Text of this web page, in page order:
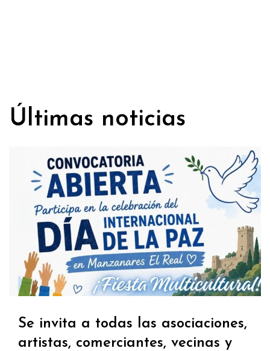
Últimas noticias
Se invita a todas las asociaciones,
artistas, comerciantes, vecinas y